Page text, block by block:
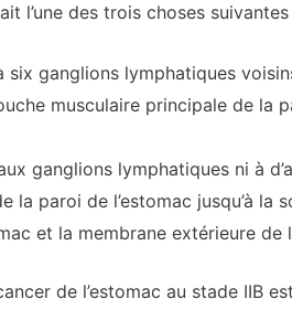
l’une des trois choses suivantes
six ganglions lymphatiques
musculaire principale de la
ganglions lymphatiques ni à
la paroi de l’estomac jusqu’à
et la membrane extérieure de
de l’estomac au stade IIB